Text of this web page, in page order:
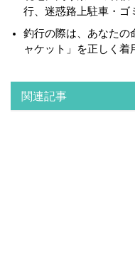
行、迷惑路上駐車・ゴ
釣行の際は、あなたの
ャケット」を正しく着
関連記事